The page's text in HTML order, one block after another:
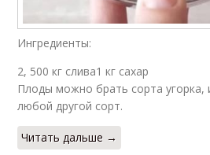
Ингредиенты:
2, 500 кг слива1 кг сахар
Плоды можно брать сорта угорка,
любой другой сорт.
Читать дальше →